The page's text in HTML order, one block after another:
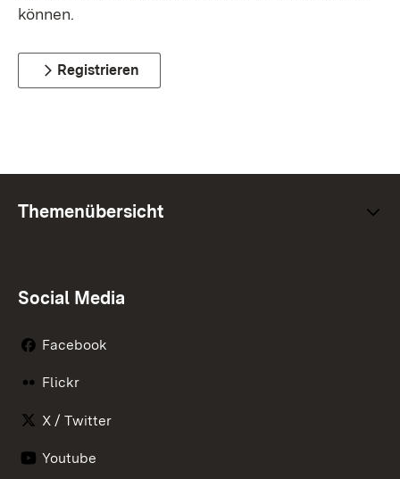
können.
Registrieren
Themenübersicht
Social Media
Facebook
Flickr
X / Twitter
Youtube